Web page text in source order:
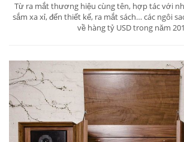
Từ ra mắt thương hiệu cùng tên, hợp tác với
sắm xa xỉ, đến thiết kế, ra mắt sách… các ngôi
về hàng tỷ USD trong năm